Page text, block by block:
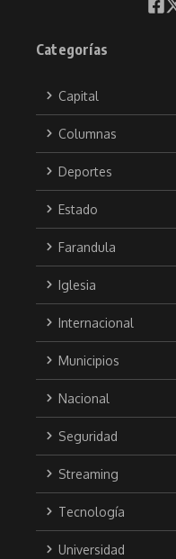
Categorías
Capital
Columnas
Deportes
Estado
Farandula
Iglesia
Internacional
Municipios
Nacional
Seguridad
Streaming
Tecnología
Universidad